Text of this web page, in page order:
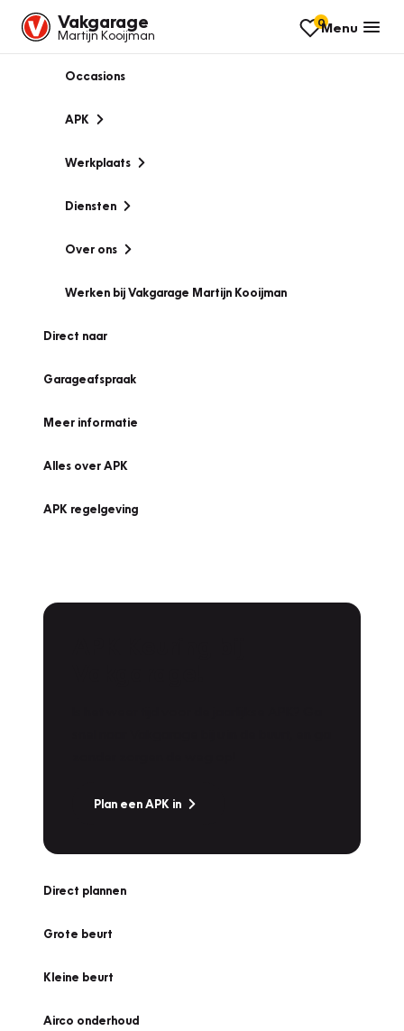
Vakgarage
Martijn Kooijman
0Menu
Occasions
APK
Werkplaats
Diensten
Over ons
Werken bij Vakgarage Martijn Kooijman
Direct naar
Garageafspraak
Meer informatie
Alles over APK
APK regelgeving
Plan een APK in
Direct plannen
Grote beurt
Kleine beurt
Airco onderhoud